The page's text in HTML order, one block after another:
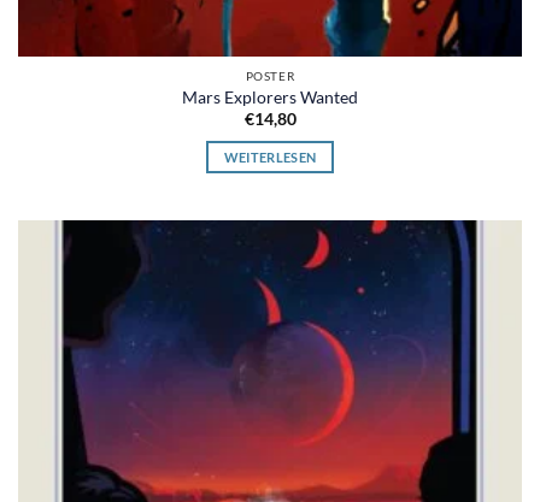
POSTER
Mars Explorers Wanted
€14,80
WEITERLESEN